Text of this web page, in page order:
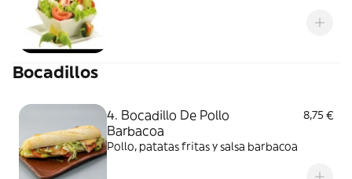
Bocadillos
4. Bocadillo De Pollo
Barbacoa
8,75 €
Pollo, patatas fritas y salsa barbacoa